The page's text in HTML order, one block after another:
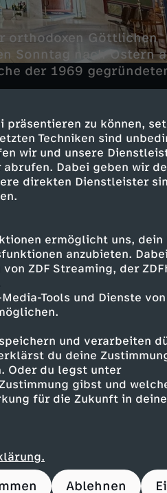
präsentieren zu können,
Techniken sind
wir und unsere
Dabei geben wir
direkten Dienstleister
ermöglicht uns, dein
anzubieten. Dabei
ZDF Streaming, der
Tools und Dienste
und verarbeiten
du deine
Oder du legst unter
gibst und
für die Zukunft in
Ablehnen
orthodoxen Göttlichen
Sonntag nach Ostern
der 1969
15.000 Mitglieder.
orthodoxe in
von Düsseldorf und
Grigorije Durić für
Priester Saša Vračević
der Düsseldorfer
Sie bildet mit den
über 200 Millionen
den großen
mit etwa 2,4
Uhr wieder ein
– 14 14 10 10
abweichender